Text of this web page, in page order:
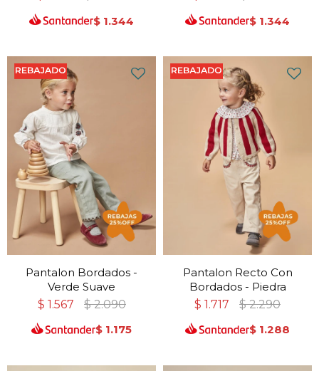
$ 1.344
$ 1.344
Pantalon Bordados -
Verde Suave
$ 1.567 $ 2.090
$ 1.175
Pantalon Recto Con
Bordados - Piedra
$ 1.717 $ 2.290
$ 1.288